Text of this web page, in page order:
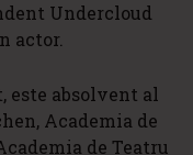
Undercloud
actor.
este absolvent al
Academia de
de Teatru